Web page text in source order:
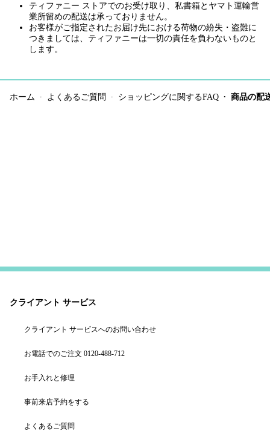
ティファニー ストアでのお受け取り、私書箱とヤマト運輸営
業所留めの配送は承っておりません。
お客様がご指定されたお届け先における荷物の紛失・盗難に
つきましては、ティファニーは一切の責任を負わないものと
します。
ホーム よくあるご質問 ショッピングに関するFAQ 商品の配
クライアント サービス
クライアント サービスへのお問い合わせ
お電話でのご注文 0120-488-712
お手入れと修理
事前来店予約をする
よくあるご質問